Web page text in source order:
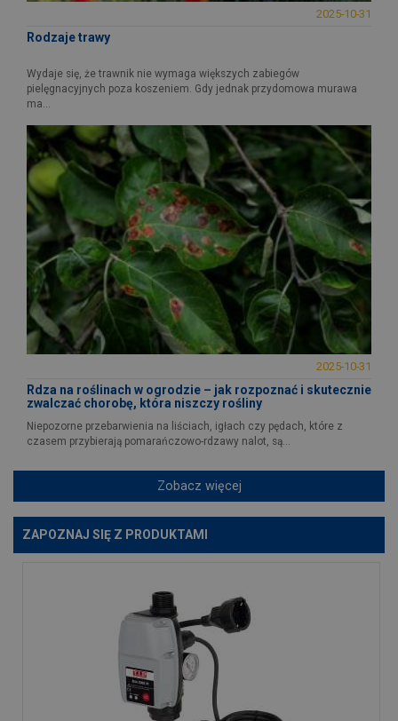
2025-10-31
Rodzaje trawy
Wydaje się, że trawnik nie wymaga większych zabiegów
pielęgnacyjnych poza koszeniem. Gdy jednak przydomowa murawa
ma...
2025-10-31
Rdza na roślinach w ogrodzie – jak rozpoznać i skutecznie
zwalczać chorobę, która niszczy rośliny
Niepozorne przebarwienia na liściach, igłach czy pędach, które z
czasem przybierają pomarańczowo-rdzawy nalot, są...
Zobacz więcej
ZAPOZNAJ SIĘ Z PRODUKTAMI